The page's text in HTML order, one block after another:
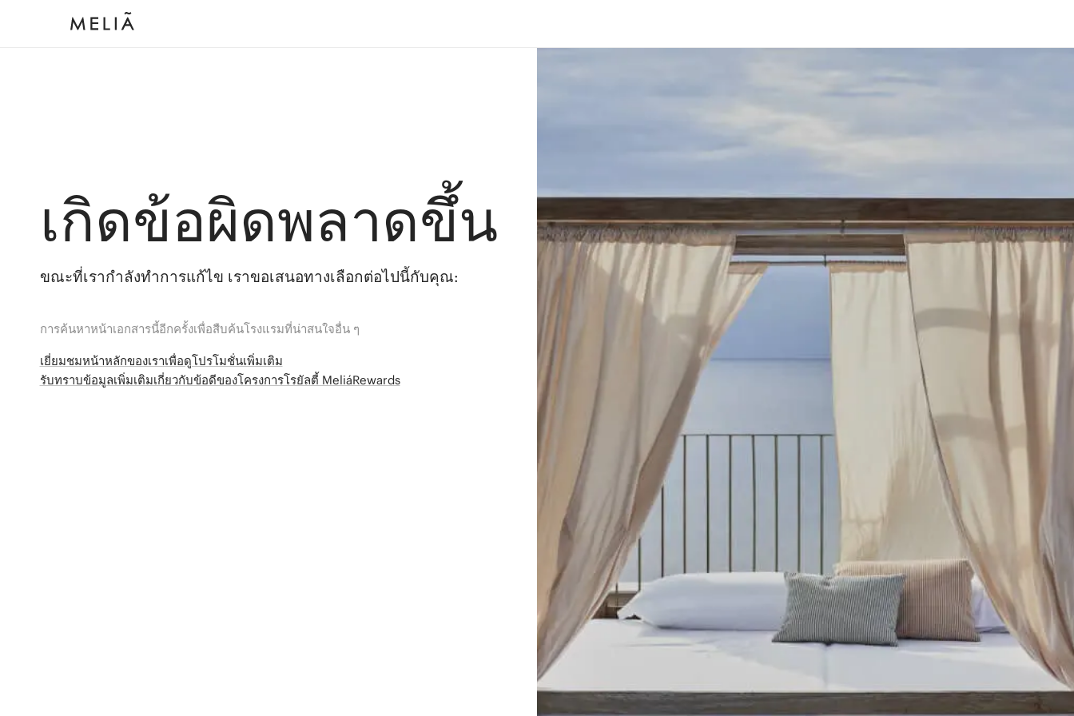
เกิดข้อผิดพลาดขึ้น
ขณะที่เรากำลังทำการแก้ไข เราขอเสนอทางเลือกต่อไปนี้กับคุณ:
การค้นหาหน้าเอกสารนี้อีกครั้งเพื่อสืบค้นโรงแรมที่น่าสนใจอื่น ๆ
เยี่ยมชมหน้าหลักของเราเพื่อดูโปรโมชั่นเพิ่มเติม
รับทราบข้อมูลเพิ่มเติมเกี่ยวกับข้อดีของโครงการโรยัลตี้ MeliáRewards